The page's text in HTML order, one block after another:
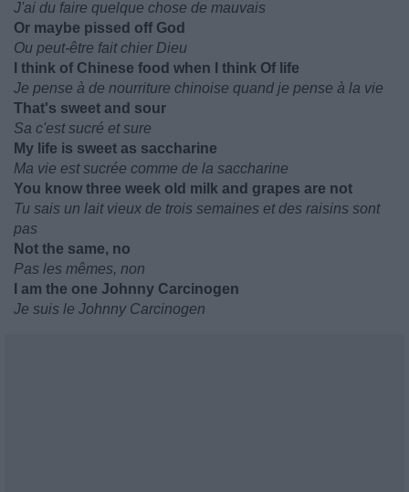
J'ai du faire quelque chose de mauvais
Or maybe pissed off God
Ou peut-être fait chier Dieu
I think of Chinese food when I think Of life
Je pense à de nourriture chinoise quand je pense à la vie
That's sweet and sour
Sa c'est sucré et sure
My life is sweet as saccharine
Ma vie est sucrée comme de la saccharine
You know three week old milk and grapes are not
Tu sais un lait vieux de trois semaines et des raisins sont
pas
Not the same, no
Pas les mêmes, non
I am the one Johnny Carcinogen
Je suis le Johnny Carcinogen